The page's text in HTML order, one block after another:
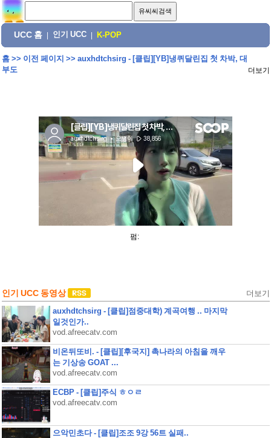
UCC 홈 인기 UCC K-POP
홈>> 이전 페이지 >> auxhdtchsirg - [클립][YB]냉퀴달린집 첫 차박, 대
부도
더보기
펌:
인기 UCC 동영상 더보기
auxhdtchsirg - [클립]점중대학) 계곡여행 .. 마지막
일것인가..
vod.afreecatv.com
비온뒤또비. - [클립][후국지] 촉나라의 아침을 깨우
는 기상송 GOAT ...
vod.afreecatv.com
ECBP - [클립]주식 ㅎㅇㄹ
vod.afreecatv.com
으악민초다 - [클립]조조 9강 56트 실패..